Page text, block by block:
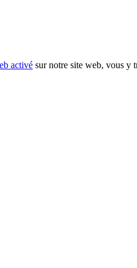
activé sur notre site web, vous y